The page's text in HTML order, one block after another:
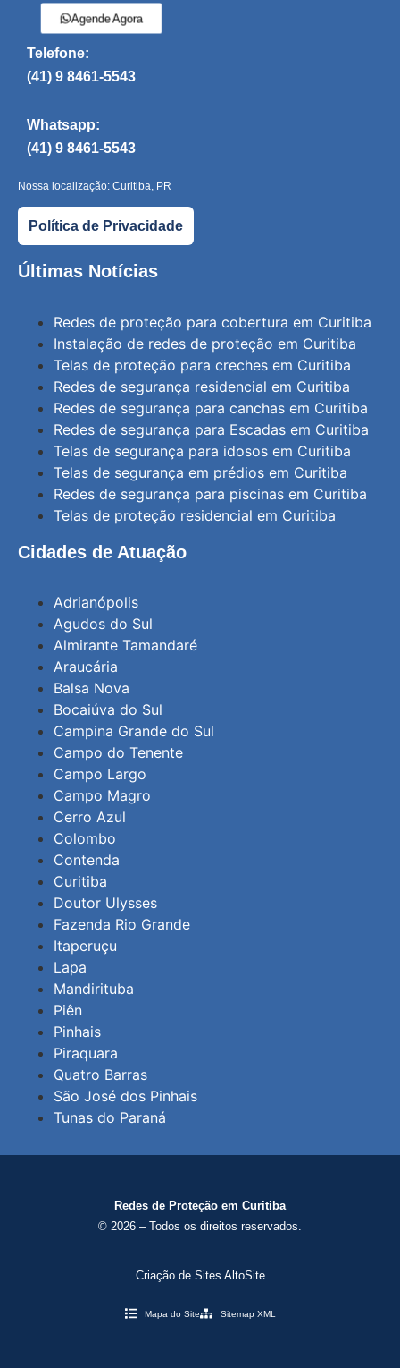
Agende Agora
Telefone:
(41) 9 8461-5543
Whatsapp:
(41) 9 8461-5543
Nossa localização: Curitiba, PR
Política de Privacidade
Últimas Notícias
Redes de proteção para cobertura em Curitiba
Instalação de redes de proteção em Curitiba
Telas de proteção para creches em Curitiba
Redes de segurança residencial em Curitiba
Redes de segurança para canchas em Curitiba
Redes de segurança para Escadas em Curitiba
Telas de segurança para idosos em Curitiba
Telas de segurança em prédios em Curitiba
Redes de segurança para piscinas em Curitiba
Telas de proteção residencial em Curitiba
Cidades de Atuação
Adrianópolis
Agudos do Sul
Almirante Tamandaré
Araucária
Balsa Nova
Bocaiúva do Sul
Campina Grande do Sul
Campo do Tenente
Campo Largo
Campo Magro
Cerro Azul
Colombo
Contenda
Curitiba
Doutor Ulysses
Fazenda Rio Grande
Itaperuçu
Lapa
Mandirituba
Piên
Pinhais
Piraquara
Quatro Barras
São José dos Pinhais
Tunas do Paraná
Redes de Proteção em Curitiba
© 2026 – Todos os direitos reservados.
Criação de Sites AltoSite
Mapa do Site Sitemap XML